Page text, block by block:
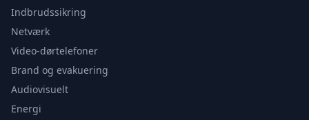
Indbrudssikring
Netværk
Video-dørtelefoner
Brand og evakuering
Audiovisuelt
Energi